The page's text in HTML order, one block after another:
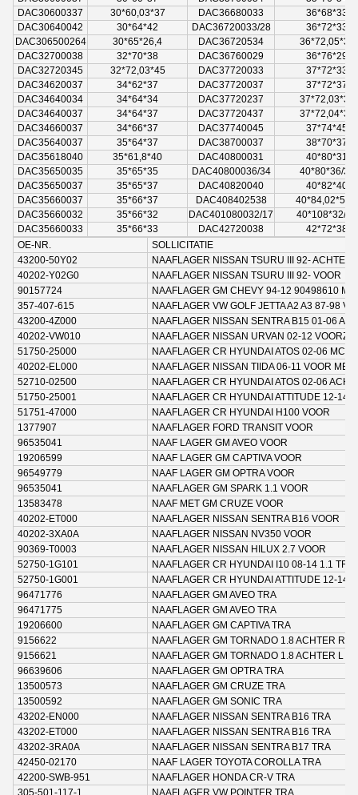
DAC30600337
30*60,03*37 DAC36680033
36*68*33
DAC30640042
30*64*42 DAC36720033/28
36*72*33
DAC306500264
30*65*26,4 DAC36720534
36*72,05*34
DAC32700038
32*70*38 DAC36760029
36*76*29
DAC32720345
32*72,03*45 DAC37720033
37*72*33
DAC34620037
34*62*37 DAC37720037
37*72*37
DAC34640034
34*64*34 DAC37720237
37*72,03*37
DAC34640037
34*64*37 DAC37720437
37*72,04*37
DAC34660037
34*66*37 DAC37740045
37*74*45
DAC35640037
35*64*37 DAC38700037
38*70*37
DAC35618040
35*61,8*40 DAC40800031
40*80*31
DAC35650035
35*65*35 DAC40800036/34
40*80*36/34
DAC35650037
35*65*37 DAC40820040
40*82*40
DAC35660037
35*66*37 DAC408402538
40*84,02*53,8
DAC35660032
35*66*32 DAC401080032/17
40*108*32/17
DAC35660033
35*66*33 DAC42720038
42*72*38
OE-NR.
SOLLICITATIE
43200-50Y02
NAAFLAGER NISSAN TSURU III 92- ACHTER
40202-Y02G0
NAAFLAGER NISSAN TSURU III 92- VOOR
90157724
NAAFLAGER GM CHEVY 94-12 90498610
357-407-615
NAAFLAGER VW GOLF JETTA A2 A3 87-98
43200-4Z000
NAAFLAGER NISSAN SENTRA B15 01-06
40202-VW010
NAAFLAGER NISSAN URVAN 02-12
51750-25000
NAAFLAGER CR HYUNDAI ATOS 02-06
40202-EL000
NAAFLAGER NISSAN TIIDA 06-11 VOOR MET
52710-02500
NAAFLAGER CR HYUNDAI ATOS 02-06
51750-25001
NAAFLAGER CR HYUNDAI ATTITUDE 12-14
51751-47000
NAAFLAGER CR HYUNDAI H100 VOOR
1377907
NAAFLAGER FORD TRANSIT VOOR
96535041
NAAF LAGER GM AVEO VOOR
19206599
NAAF LAGER GM CAPTIVA VOOR
96549779
NAAF LAGER GM OPTRA VOOR
96535041
NAAFLAGER GM SPARK 1.1 VOOR
13583478
NAAF MET GM CRUZE VOOR
40202-ET000
NAAFLAGER NISSAN SENTRA B16 VOOR
40202-3XA0A
NAAFLAGER NISSAN NV350 VOOR
90369-T0003
NAAFLAGER NISSAN HILUX 2.7 VOOR
52750-1G101
NAAFLAGER CR HYUNDAI I10 08-14 1.1 TRA
52750-1G001
NAAFLAGER CR HYUNDAI ATTITUDE 12-14
96471776
NAAFLAGER GM AVEO TRA
96471775
NAAFLAGER GM AVEO TRA
19206600
NAAFLAGER GM CAPTIVA TRA
9156622
NAAFLAGER GM TORNADO 1.8 ACHTER R
9156621
NAAFLAGER GM TORNADO 1.8 ACHTER L
96639606
NAAFLAGER GM OPTRA TRA
13500573
NAAFLAGER GM CRUZE TRA
13500592
NAAFLAGER GM SONIC TRA
43202-EN000
NAAFLAGER NISSAN SENTRA B16 TRA
43202-ET000
NAAFLAGER NISSAN SENTRA B16 TRA
43202-3RA0A
NAAFLAGER NISSAN SENTRA B17 TRA
42450-02170
NAAF LAGER TOYOTA COROLLA TRA
42200-SWB-951
NAAFLAGER HONDA CR-V TRA
305-501-117-1
NAAFLAGER VW POINTER TRA